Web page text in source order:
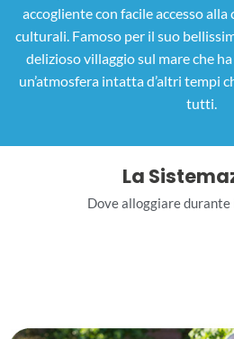
accogliente con facile accesso
culturali. Famoso per il suo
delizioso villaggio sul mare che
un’atmosfera intatta d’altri tempi
tutti.
La
Dove alloggiare